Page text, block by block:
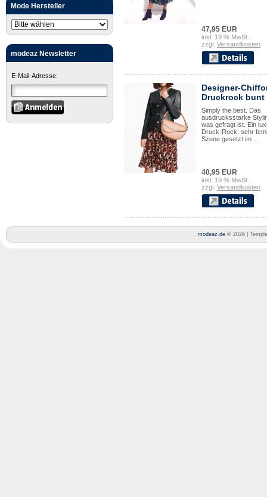
Mode Hersteller
modeaz Newsletter
E-Mail-Adresse:
47,95 EUR
inkl. 19 % MwSt.
zzgl. Versandkosten
Designer-
Druckrock bunt
Simply the best. Das
ausdrucksstarke
was gefragt ist. Ein
Druck-Rock, sehr
Szene gesetzt im ...
40,95 EUR
inkl. 19 % MwSt.
zzgl. Versandkosten
modeaz.de © 2026 |